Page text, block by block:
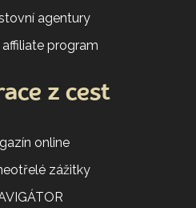
agentury
affiliate program
z cest
online
zážitky